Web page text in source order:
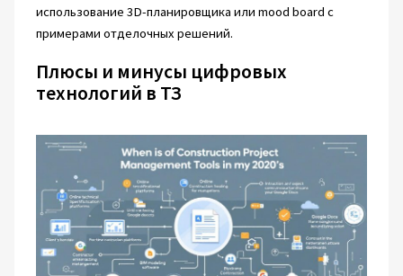
использование 3D-планировщика или mood board с
примерами отделочных решений.
Плюсы и минусы цифровых
технологий в ТЗ